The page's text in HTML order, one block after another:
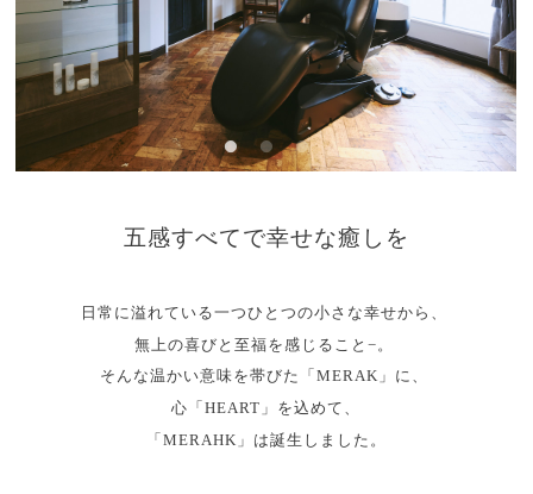
五感すべてで幸せな癒しを
日常に溢れている一つひとつの小さな幸せから、
無上の喜びと至福を感じること−。
そんな温かい意味を帯びた「MERAK」に、
心「HEART」を込めて、
「MERAHK」は誕生しました。